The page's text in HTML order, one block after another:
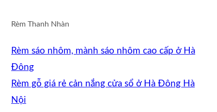
Rèm Thanh Nhàn
Rèm sáo nhôm, mành sáo nhôm cao cấp ở Hà
Đông
Rèm gỗ giá rẻ cản nắng cửa sổ ở Hà Đông Hà
Nội